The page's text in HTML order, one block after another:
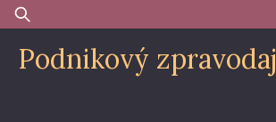
Skip
to
content
Vyhledávání
Podnikový zpravodaj